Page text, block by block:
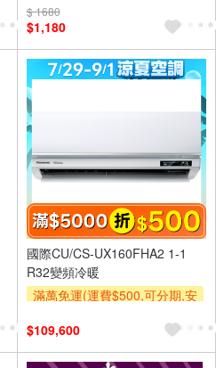
$ 1680
$1,180
國際CU/CS-UX160FHA2 1-1
R32變頻冷暖
滿萬免運(運費$500,可分期,安
及使用6期以上分期0利率,需付
基本安裝運費)
$109,600